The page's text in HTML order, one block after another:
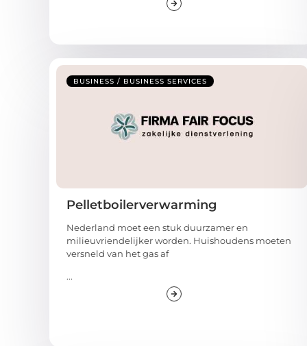
BUSINESS / BUSINESS SERVICES
Pelletboilerverwarming
Nederland moet een stuk duurzamer en
milieuvriendelijker worden. Huishoudens moeten
versneld van het gas af
...